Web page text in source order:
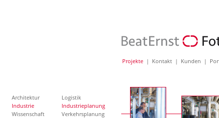
Projekte | Kontakt | Kunden |
Architektur
Industrie
Wissenschaft
Logistik
Industrieplanung
Verkehrsplanung